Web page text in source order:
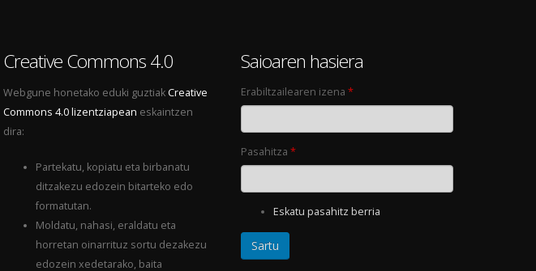
Creative Commons 4.0
Webgune honetako eduki guztiakCreative
Commons 4.0 lizentziapean eskaintzen
dira:
Partekatu, kopiatu eta birbanatu
ditzakezu edozein bitarteko edo
formatutan.
Moldatu, nahasi, eraldatu eta
horretan oinarrituz sortu dezakezu
edozein xedetarako, baita
Saioaren hasiera
Erabiltzailearen izena *
Pasahitza *
Eskatu pasahitz berria